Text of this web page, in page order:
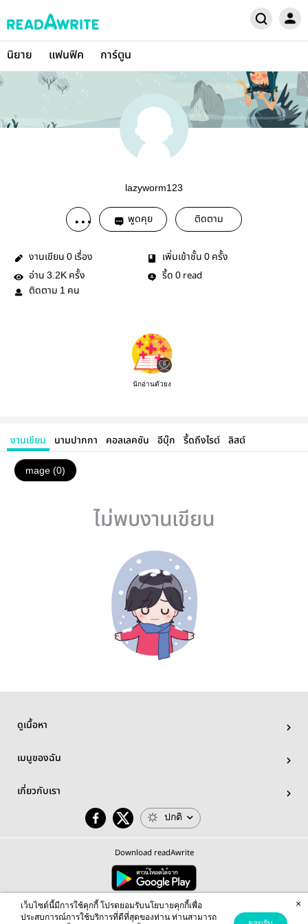
นิยาย แฟนฟิค การ์ตูน
lazyworm123
พูดคุย ติดตาม
งานเขียน 0 เรื่อง เพิ่มเข้าชั้น 0 ครั้ง
อ่าน 3.2K ครั้ง รี้ด 0 read
ติดตาม 1 คน
นักอ่านตัวยง
งานเขียน นามปากกา คอลเลคชัน อีบุ๊ก รี้ดถึงไรต์ ลิสต์
mage (0)
ไม่พบงานเขียน
ดูเนื้อหา
เมนูของฉัน
เกี่ยวกับเรา
ปกติ
Download readAwrite
© 2026 readAwrite.com by MEB Corporation Public Company Limited
This site is protected by reCAPTCHA and the Google Privacy Policy Terms of Serviceapply.
เว็บไซต์นี้มีการใช้คุกกี้ โปรดยอมรับนโยบายคุกกี้เพื่อ
ประสบการณ์การใช้บริการที่ดีที่สุดของท่าน ท่านสามารถ
×